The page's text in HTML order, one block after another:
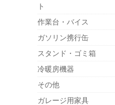
ト
作業台・バイス
ガソリン携行缶
スタンド・ゴミ箱
冷暖房機器
その他
ガレージ用家具